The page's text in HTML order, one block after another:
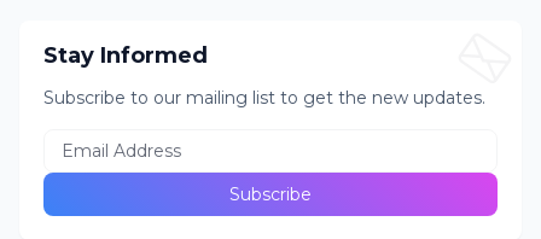
Stay Informed
Subscribe to our mailing list to get the new updates.